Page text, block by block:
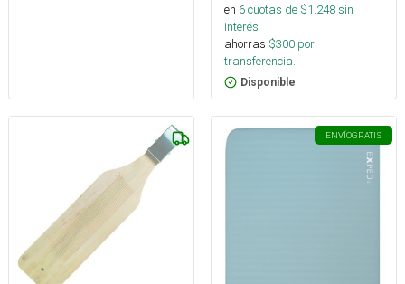
en 6cuotas de $1.248sin
interés
ahorras $300 por
transferencia.
Disponible
ENVÍOGRATIS